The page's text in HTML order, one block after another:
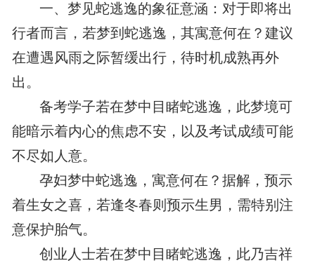
一、梦见蛇逃逸的象征意涵：对于即将出
行者而言，若梦到蛇逃逸，其寓意何在？建议
在遭遇风雨之际暂缓出行，待时机成熟再外
出。
备考学子若在梦中目睹蛇逃逸，此梦境可
能暗示着内心的焦虑不安，以及考试成绩可能
不尽如人意。
孕妇梦中蛇逃逸，寓意何在？据解，预示
着生女之喜，若逢冬春则预示生男，需特别注
意保护胎气。
创业人士若在梦中目睹蛇逃逸，此乃吉祥